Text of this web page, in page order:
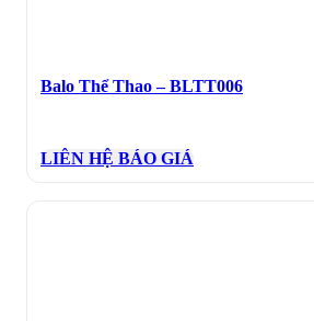
Balo Thể Thao – BLTT006
LIÊN HỆ BÁO GIÁ